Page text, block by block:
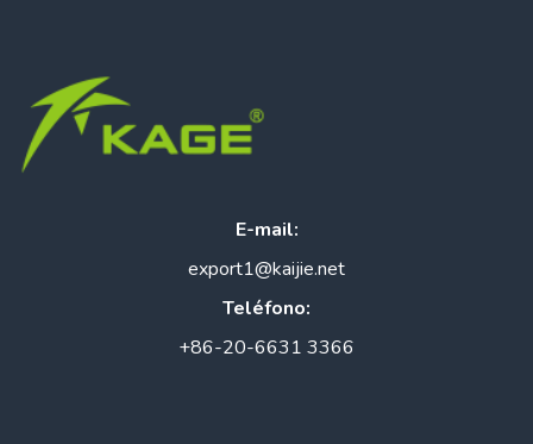
E-mail:
export1@kaijie.net
Teléfono:
+86-20-6631 3366